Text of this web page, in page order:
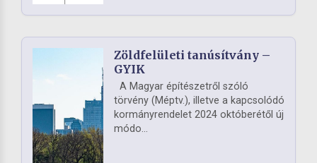
Zöldfelületi tanúsítvány –
GYIK
A Magyar építészetről szóló
törvény (Méptv.), illetve a kapcsolódó
kormányrendelet 2024 októberétől új
módo...